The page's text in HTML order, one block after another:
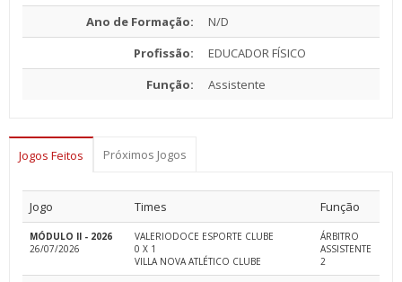
Ano de Formação:
N/D
Profissão:
EDUCADOR FÍSICO
Função:
Assistente
Jogos Feitos Próximos Jogos
Jogo Times Função
MÓDULO II - 2026
26/07/2026
VALERIODOCE ESPORTE CLUBE
0 X 1
VILLA NOVA ATLÉTICO CLUBE
ÁRBITRO
ASSISTENTE
2